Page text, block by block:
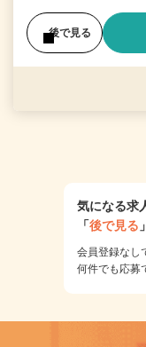
後で見る
気になる求
「後で見る
会員登録なし
何件でも応募